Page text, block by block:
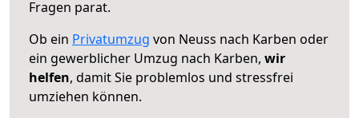
Fragen parat.
Ob ein Privatumzug von Neuss nach Karben oder
ein gewerblicher Umzug nach Karben, wir
helfen, damit Sie problemlos und stressfrei
umziehen können.